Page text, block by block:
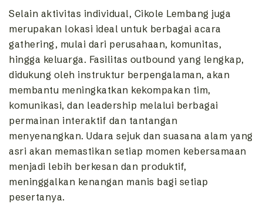
Selain aktivitas individual, Cikole Lembang juga
merupakan lokasi ideal untuk berbagai acara
gathering, mulai dari perusahaan, komunitas,
hingga keluarga. Fasilitas outbound yang lengkap,
didukung oleh instruktur berpengalaman, akan
membantu meningkatkan kekompakan tim,
komunikasi, dan leadership melalui berbagai
permainan interaktif dan tantangan
menyenangkan. Udara sejuk dan suasana alam yang
asri akan memastikan setiap momen kebersamaan
menjadi lebih berkesan dan produktif,
meninggalkan kenangan manis bagi setiap
pesertanya.